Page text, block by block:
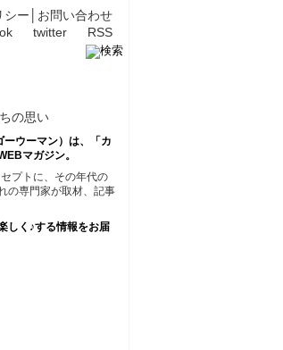
シー
お問い合わせ
twitter RSS
ウーマン）は、「カ
マガジン。
プトに、その年代の
の専門家が取材、記事
しく♪する情報をお届